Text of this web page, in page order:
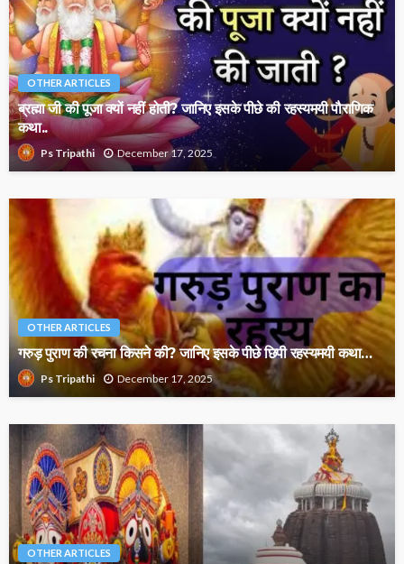
OTHER ARTICLES
ब्रह्मा जी की पूजा क्यों नहीं होती? जानिए इसके पीछे की रहस्यमयी पौराणिक
कथा..
Ps Tripathi December 17, 2025
OTHER ARTICLES
गरुड़ पुराण की रचना किसने की? जानिए इसके पीछे छिपी रहस्यमयी कथा…
Ps Tripathi December 17, 2025
OTHER ARTICLES